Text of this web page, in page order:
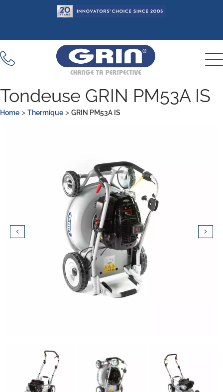
Tondeuse GRIN PM53A IS
Home > Thermique > GRIN PM53A IS